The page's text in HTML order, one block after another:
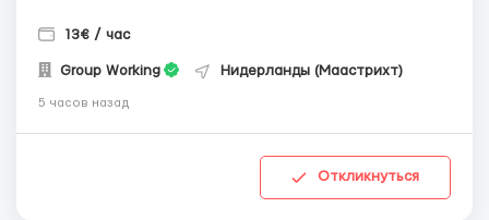
13€ / час
Group Working Нидерланды (Маастрихт)
5 часов назад
Откликнуться